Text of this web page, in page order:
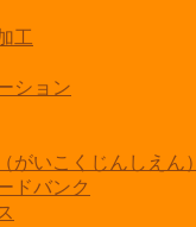
工
ション
がいこくじんしえん）
ドバンク